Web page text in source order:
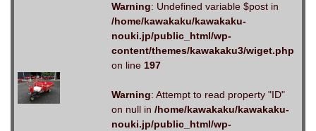
Warning: Undefined variable $post in
/home/kawakaku/kawakaku-
nouki.jp/public_html/wp-
content/themes/kawakaku3/wiget.php
on line 197
Warning: Attempt to read property "ID"
on null in /home/kawakaku/kawakaku-
nouki.jp/public_html/wp-